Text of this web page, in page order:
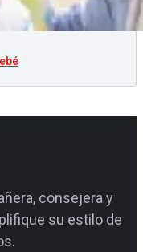
consejera y
su estilo de